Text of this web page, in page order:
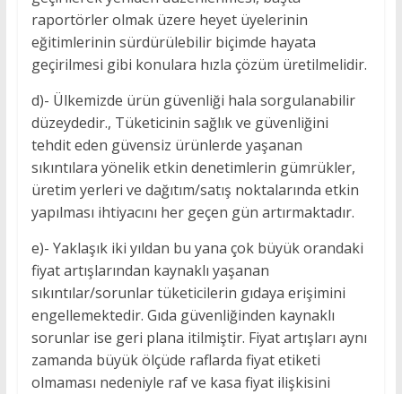
raportörler olmak üzere heyet üyelerinin
eğitimlerinin sürdürülebilir biçimde hayata
geçirilmesi gibi konulara hızla çözüm üretilmelidir.
d)- Ülkemizde ürün güvenliği hala sorgulanabilir
düzeydedir., Tüketicinin sağlık ve güvenliğini
tehdit eden güvensiz ürünlerde yaşanan
sıkıntılara yönelik etkin denetimlerin gümrükler,
üretim yerleri ve dağıtım/satış noktalarında etkin
yapılması ihtiyacını her geçen gün artırmaktadır.
e)- Yaklaşık iki yıldan bu yana çok büyük orandaki
fiyat artışlarından kaynaklı yaşanan
sıkıntılar/sorunlar tüketicilerin gıdaya erişimini
engellemektedir. Gıda güvenliğinden kaynaklı
sorunlar ise geri plana itilmiştir. Fiyat artışları aynı
zamanda büyük ölçüde raflarda fiyat etiketi
olmaması nedeniyle raf ve kasa fiyat ilişkisini